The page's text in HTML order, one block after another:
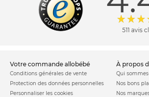
511 avis
votre commande allobébé
Conditions générales de vente
Protection des données personnelles
Personnaliser les cookies
à propos
Qui
Nos bons
Nos